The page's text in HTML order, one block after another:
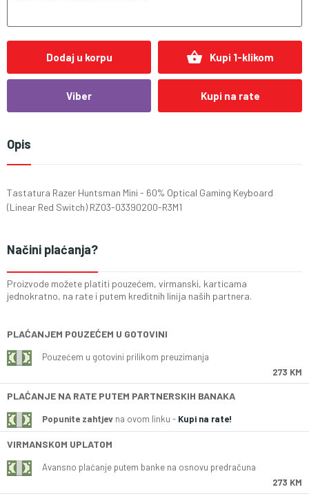
Dodaj u korpu shopping_basket Kupi 1-klikom
Viber Kupi na rate
Opis
Tastatura Razer Huntsman Mini - 60% Optical Gaming Keyboard
(Linear Red Switch) RZ03-03390200-R3M1
Načini plaćanja?
Proizvode možete platiti pouzećem, virmanski, karticama
jednokratno, na rate i putem kreditnih linija naših partnera.
PLAĆANJEM POUZEĆEM U GOTOVINI
Pouzećem u gotovini prilikom preuzimanja
273 KM
PLAĆANJE NA RATE PUTEM PARTNERSKIH BANAKA
Popunite zahtjev na ovom linku - Kupi na rate!
VIRMANSKOM UPLATOM
Avansno plaćanje putem banke na osnovu predračuna
273 KM